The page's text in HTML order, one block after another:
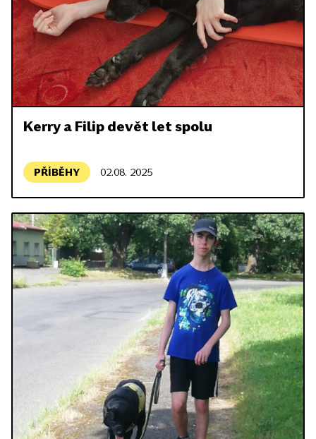
Kerry a Filip devět let spolu
PŘÍBĚHY 02.08. 2025